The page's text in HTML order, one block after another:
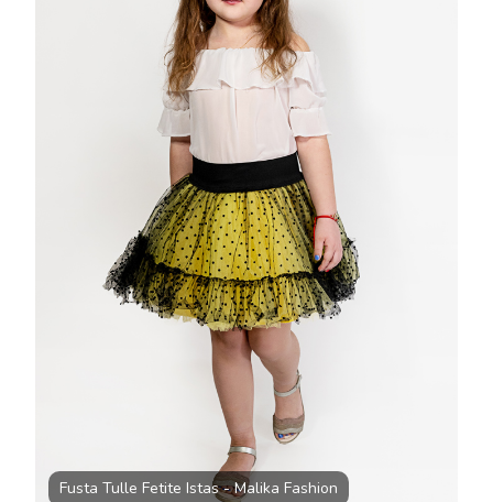
Fusta Tulle Fetite Istas - Malika Fashion